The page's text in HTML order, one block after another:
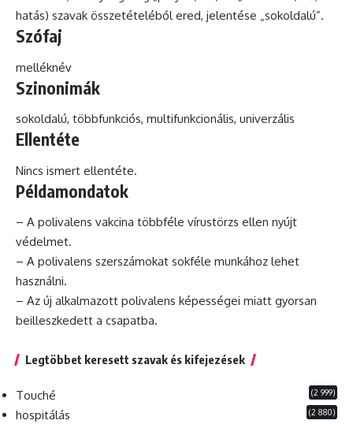
hatás) szavak összetételéből ered, jelentése „sokoldalú”.
Szófaj
melléknév
Szinonimák
sokoldalú, többfunkciós, multifunkcionális, univerzális
Ellentéte
Nincs ismert ellentéte.
Példamondatok
– A polivalens vakcina többféle vírustörzs ellen nyújt
védelmet.
– A polivalens szerszámokat sokféle munkához lehet
használni.
– Az új alkalmazott polivalens képességei miatt gyorsan
beilleszkedett a csapatba.
Legtöbbet keresett szavak és kifejezések
Touché (2 999)
hospitálás (2 880)